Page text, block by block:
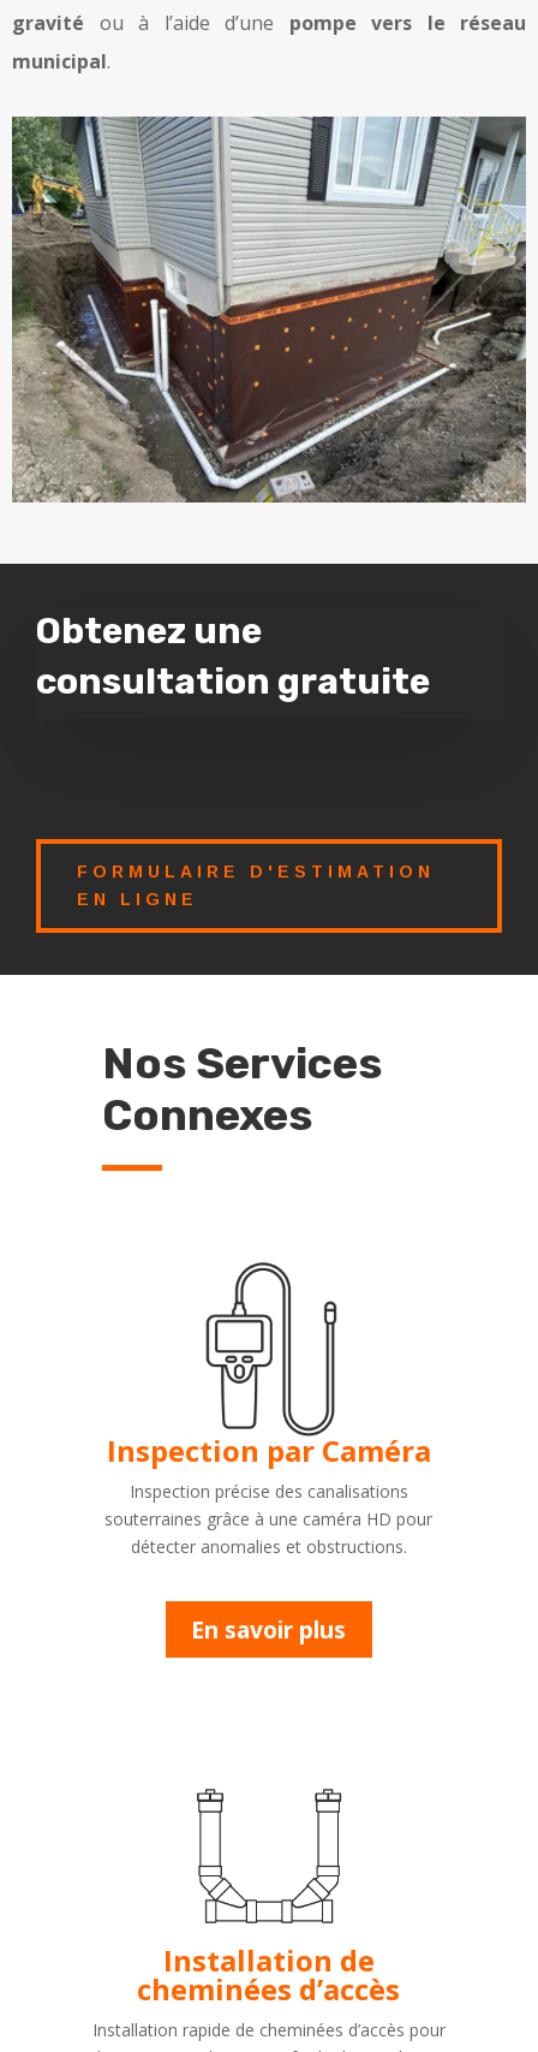
gravité ou à l’aide d’une pompe vers le réseau
municipal.
Obtenez une
consultation gratuite
FORMULAIRE D'ESTIMATION
EN LIGNE
Nos Services
Connexes
Inspection par Caméra
Inspection précise des canalisations
souterraines grâce à une caméra HD pour
détecter anomalies et obstructions.
En savoir plus
Installation de
cheminées d’accès
Installation rapide de cheminées d’accès pour